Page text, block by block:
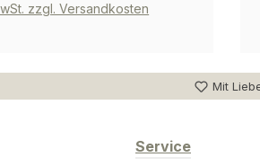
zzgl. Versandkosten
Mit
Service